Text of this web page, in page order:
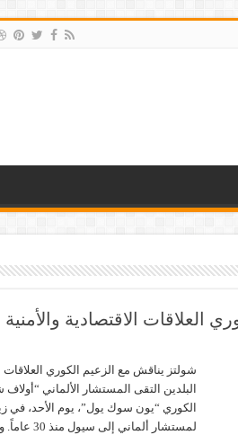
العلاقات الاقتصادية والأمنية
شولتز يناقش مع الزعيم الكوري العلاقات
البلدين التقى المستشار الألماني
الكوري “يون سوك يول”، يوم الأحد، في
لمستشار